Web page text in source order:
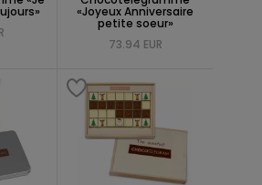
«Joyeux Anniversaire
petite soeur»
73.94 EUR